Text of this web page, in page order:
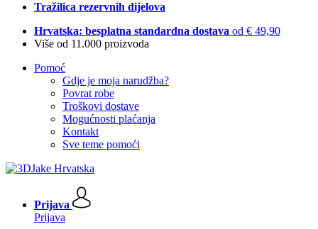
Tražilica rezervnih dijelova
Hrvatska: besplatna standardna dostava od € 49,90
Više od 11.000 proizvoda
Pomoć
Gdje je moja narudžba?
Povrat robe
Troškovi dostave
Mogućnosti plaćanja
Kontakt
Sve teme pomoći
Prijava
Prijava